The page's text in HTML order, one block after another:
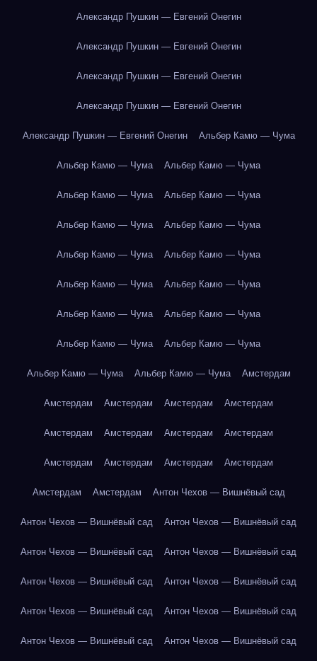
Александр Пушкин — Евгений Онегин
Александр Пушкин — Евгений Онегин
Александр Пушкин — Евгений Онегин
Александр Пушкин — Евгений Онегин
Александр Пушкин — Евгений Онегин Альбер Камю — Чума
Альбер Камю — Чума Альбер Камю — Чума
Альбер Камю — Чума Альбер Камю — Чума
Альбер Камю — Чума Альбер Камю — Чума
Альбер Камю — Чума Альбер Камю — Чума
Альбер Камю — Чума Альбер Камю — Чума
Альбер Камю — Чума Альбер Камю — Чума
Альбер Камю — Чума Альбер Камю — Чума
Альбер Камю — Чума Альбер Камю — Чума Амстердам
Амстердам Амстердам Амстердам Амстердам
Амстердам Амстердам Амстердам Амстердам
Амстердам Амстердам Амстердам Амстердам
Амстердам Амстердам Антон Чехов — Вишнёвый сад
Антон Чехов — Вишнёвый сад Антон Чехов — Вишнёвый сад
Антон Чехов — Вишнёвый сад Антон Чехов — Вишнёвый сад
Антон Чехов — Вишнёвый сад Антон Чехов — Вишнёвый сад
Антон Чехов — Вишнёвый сад Антон Чехов — Вишнёвый сад
Антон Чехов — Вишнёвый сад Антон Чехов — Вишнёвый сад